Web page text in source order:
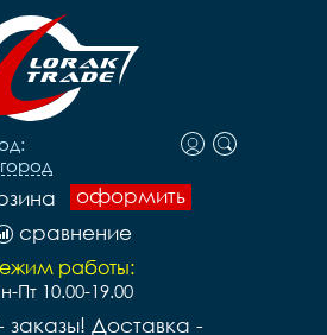
оформить
сравнение
работы:
Пт 10.00-19.00
заказы! Доставка -